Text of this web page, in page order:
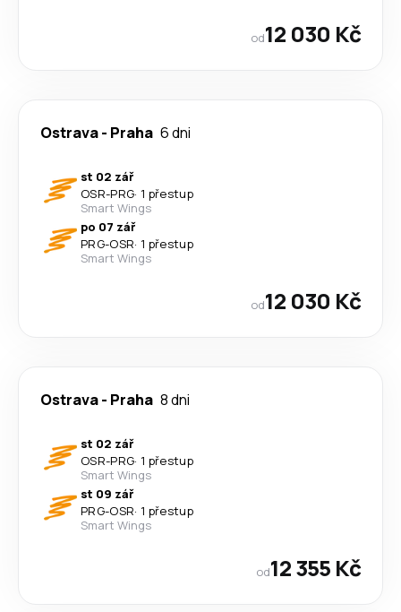
od12 030 Kč
Ostrava- Praha 6 dni
st 02 zář
OSR-PRG· 1 přestup
Smart Wings
po 07 zář
PRG-OSR· 1 přestup
Smart Wings
od12 030 Kč
Ostrava- Praha 8 dni
st 02 zář
OSR-PRG· 1 přestup
Smart Wings
st 09 zář
PRG-OSR· 1 přestup
Smart Wings
od12 355 Kč